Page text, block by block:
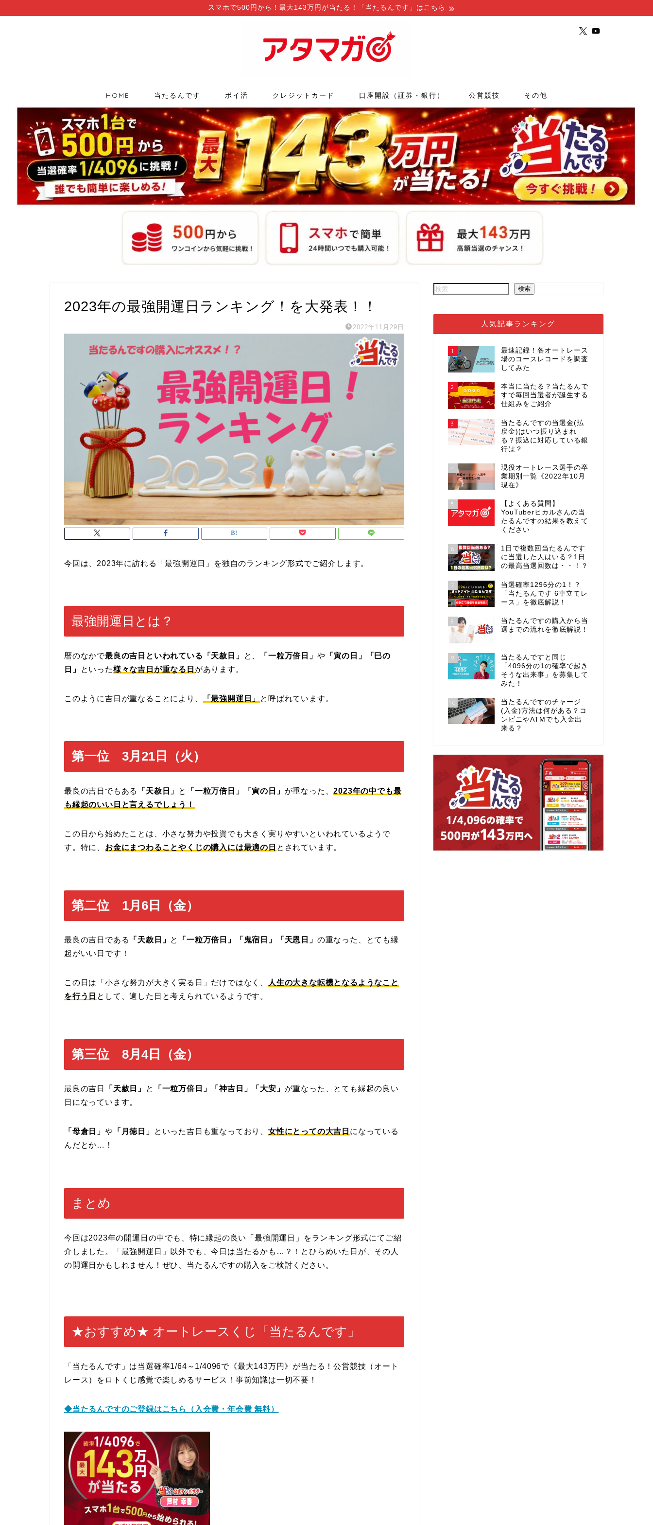
スマホで500円から！最大143万円が当たる！「当たるんです」はこちら
HOME 当たるんです ポイ活 クレジットカード 口座開設（証券・銀行） 公営競技 その他
2023年の最強開運日ランキング！を大発表！！
2022年11月29日
今回は、2023年に訪れる「最強開運日」を独自のランキング形式でご紹介します。
最強開運日とは？
暦のなかで最良の吉日といわれている「天赦日」 と、 「一粒万倍日」 や 「寅の日」「巳の
日」
といった様々な吉日が重なる日 があります。
このように吉日が重なることにより、 「最強開運日」 と呼ばれています。
第一位 3月21日（火）
最良の吉日でもある 「天赦日」 と 「一粒万倍日」「寅の日」 が重なった、2023年の中でも最
も縁起のいい日と言えるでしょう！
この日から始めたことは、小さな努力や投資でも大きく実りやすいといわれているようで
す。特に、 お金にまつわることやくじの購入には最適の日 とされています。
第二位 1月6日（金）
最良の吉日である 「天赦日」 と 「一粒万倍日」「鬼宿日」「天恩日」 の重なった、とても縁
起がいい日です！
この日は「小さな努力が大きく実る日」だけではなく、
人生の大きな転機となるようなこと
を行う日 として、適した日と考えられているようです。
第三位 8月4日（金）
最良の吉日 「天赦日」 と 「一粒万倍日」「神吉日」「大安」 が重なった、とても縁起の良い
日になっています。
「母倉日」 や 「月徳日」 といった吉日も重なっており、女性にとっての大吉日 になっている
んだとか…！
まとめ
今回は2023年の開運日の中でも、特に縁起の良い「最強開運日」をランキング形式にてご紹
介しました。「最強開運日」以外でも、今日は当たるかも…？！とひらめいた日が、その人
の開運日かもしれません！ぜひ、当たるんですの購入をご検討ください。
★おすすめ★ オートレースくじ「当たるんです」
「当たるんです」は当選確率1/64～1/4096で《最大143万円》が当たる！公営競技（オート
レース）をロトくじ感覚で楽しめるサービス！事前知識は一切不要！
◆当たるんですのご登録はこち ら（入会費・年会費 無料）
検索
人気記事ランキング
1
最速記録！各オートレース
場のコースレコードを調査
してみた
2
本当に当たる？当たるんで
すで毎回当選者が誕生する
仕組みをご紹介
3
当たるんですの当選金(払
戻金)はいつ振り込まれ
る？振込に対応している銀
行は？
4
現役オートレース選手の卒
業期別一覧《2022年10月
現在》
5
【よくある質問】
YouTuberヒカルさんの当
たるんですの結果を教えて
ください
6
1日で複数回当たるんです
に当選した人はいる？1日
の最高当選回数は・・！？
7
当選確率1296分の1！？
「当たるんです 6車立てレ
ース」を徹底解説！
8
当たるんですの購入から当
選までの流れを徹底解説！
9
当たるんですと同じ
「4096分の1の確率で起き
そうな出来事」を募集して
みた！
10
当たるんですのチャージ
(入金)方法は何がある？コ
ンビニやATMでも入金出
来る？